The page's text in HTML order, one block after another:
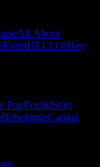
All About
EvimHELLO!Hey
PopPozitifStart
BebeğimleCapital